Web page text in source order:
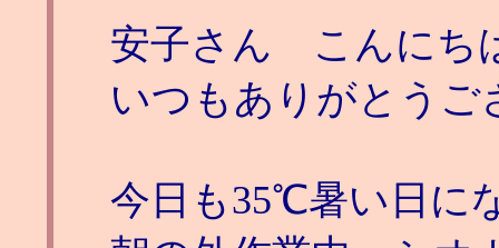
安子さん こんにち
いつもありがとうご
今日も35℃暑い日に